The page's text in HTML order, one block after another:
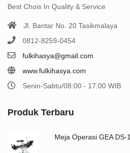
Best Chois In Quality & Service
Jl. Bantar No. 20 Tasikmalaya
0812-8259-0454
fulkihasya@gmail.com
www.fulkihasya.com
Senin-Sabtu/08:00 - 17:00 WIB
Produk Terbaru
Meja Operasi GEA DS-1